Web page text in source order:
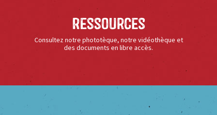
Ressources
Consultez notre phototèque, notre vidéothèque et
des documents en libre accès.